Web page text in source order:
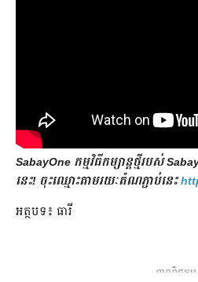
SabayOne កម្មវិធីកម្សាន្តថ្មីរបស់
នេះ! ចុះឈ្មោះតាមរយៈតំណភ្ជាប់នេះ
អត្ថបទ៖ ធារី
ពាណិជ្ជកម្ម